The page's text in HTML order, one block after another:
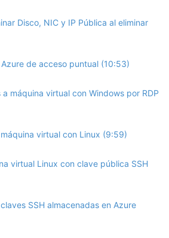
Disco, NIC y IP Pública al eliminar
de acceso puntual (10:53)
a máquina virtual con Windows por RDP
virtual con Linux (9:59)
virtual Linux con clave pública SSH
SSH almacenadas en Azure